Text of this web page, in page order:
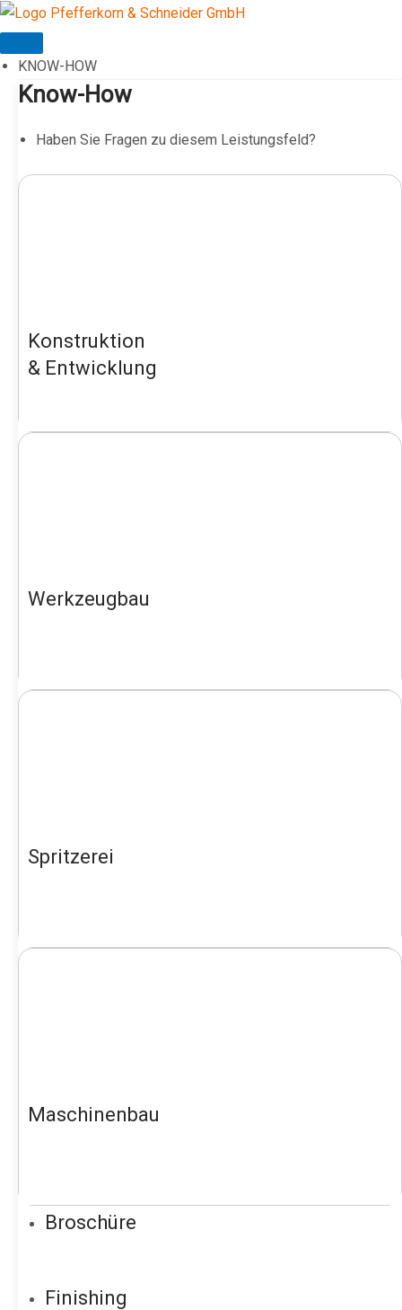
Zum
Inhalt
springen
KNOW-HOW
Know-How
Haben Sie Fragen zu diesem Leistungsfeld?
Konstruktion
& Entwicklung
Werkzeugbau
Spritzerei
Maschinenbau
Broschüre
Finishing